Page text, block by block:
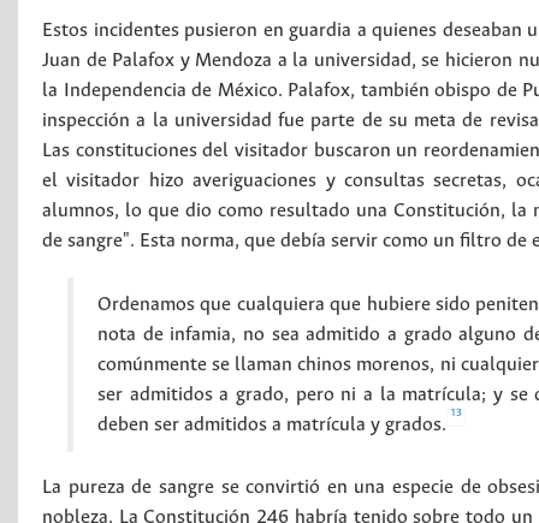
Estos incidentes pusieron en guardia a quienes
Juan de Palafox y Mendoza a la universidad, se hicieron
la Independencia de México. Palafox, también obispo de
inspección a la universidad fue parte de su meta de
Las constituciones del visitador buscaron un
el visitador hizo averiguaciones y consultas secretas,
alumnos, lo que dio como resultado una Constitución,
de sangre". Esta norma, que debía servir como un filtro
Ordenamos que cualquiera que hubiere sido
nota de infamia, no sea admitido a grado alguno
comúnmente se llaman chinos morenos, ni
ser admitidos a grado, pero ni a la matrícula; y se
deben ser admitidos a matrícula y grados.
13
La pureza de sangre se convirtió en una especie de
nobleza. La Constitución 246 habría tenido sobre todo